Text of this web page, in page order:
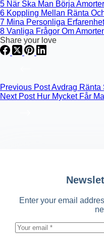
5 När Ska Man Börja
6 Koppling Mellan Ränta
7 Mina Personliga
8 Vanliga Frågor Om
Share your love
Previous PostAvdrag Ränta
Next Post Hur Mycket Får
Enter your email